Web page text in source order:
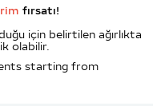
fırsatı!
için belirtilen ağırlıkta
olabilir.
starting from